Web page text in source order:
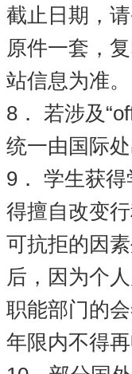
截止日期，
原件一套，
站信息为准。
8 ． 若涉及“
统一由国际
9 ．
学生获
得擅自改变
可抗拒的因
后，因为个
职能部门的
年限内不得